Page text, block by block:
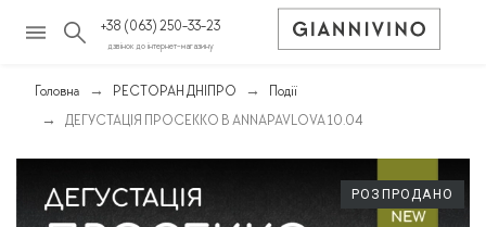
+38 (063) 250-33-23
дзвінок до інтернет-магазину
Головна РЕСТОРАН ДНІПРО
Події
ДЕГУСТАЦІЯ ПРОСЕККО В ANNAPAVLOVA 10.04
РОЗПРОДАНО